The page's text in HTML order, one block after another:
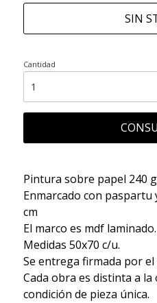
SIN
Cantidad
Pintura sobre papel 240
Enmarcado con
cm
El marco es mdf laminado.
Medidas 50x70 c/u.
Se entrega firmada por
Cada obra es distinta a
condición de pieza única.